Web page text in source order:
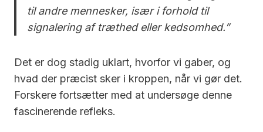
til andre mennesker, især i forhold til
signalering af træthed eller kedsomhed.”
Det er dog stadig uklart, hvorfor vi gaber, og
hvad der præcist sker i kroppen, når vi gør det.
Forskere fortsætter med at undersøge denne
fascinerende refleks.